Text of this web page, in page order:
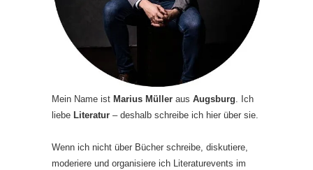
Mein Name ist Marius Müller aus Augsburg. Ich
liebe Literatur – deshalb schreibe ich hier über sie.
Wenn ich nicht über Bücher schreibe, diskutiere,
moderiere und organisiere ich Literaturevents im